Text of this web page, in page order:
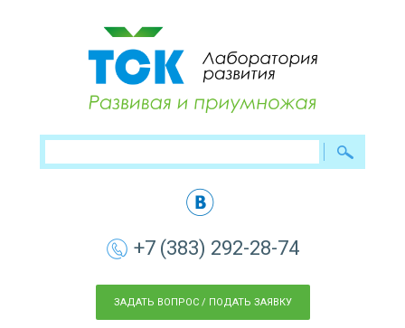
+7 (383) 292-28-74
ЗАДАТЬ ВОПРОС / ПОДАТЬ ЗАЯВКУ